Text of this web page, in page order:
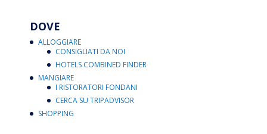
DOVE
ALLOGGIARE
CONSIGLIATI DA NOI
HOTELS COMBINED FINDER
MANGIARE
I RISTORATORI FONDANI
CERCA SU TRIPADVISOR
SHOPPING